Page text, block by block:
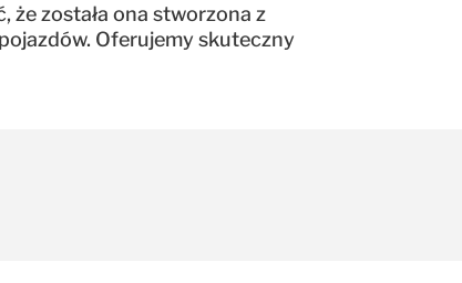
że została ona stworzona z
Oferujemy skuteczny